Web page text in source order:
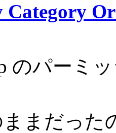
Category
のパーミ
まだった